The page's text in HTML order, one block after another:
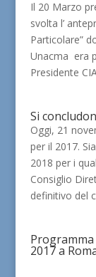
Il 20 Marzo
svolta l’
Particolare”
Unacma era
Presidente
Si
Oggi, 21
per il 2017.
2018 per i
Consiglio
definitivo del
2017 a